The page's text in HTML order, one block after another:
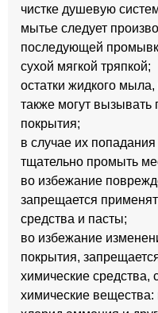
чистке душевую
мытье следует
последующей
сухой мягкой тряпкой;
остатки жидкого
также могут вызывать
покрытия;
в случае их
тщательно промыть
во избежание
запрещается
средства и пасты;
во избежание
покрытия,
химические
химические вещества: